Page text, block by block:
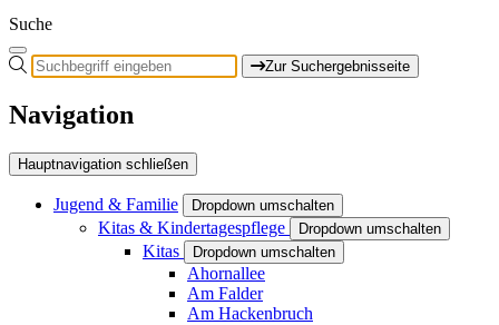
Suche
Zur Suchergebnisseite
Navigation
Hauptnavigation schließen
Jugend & Familie Dropdown umschalten
Kitas & Kindertagespflege Dropdown umschalten
Kitas Dropdown umschalten
Ahornallee
Am Falder
Am Hackenbruch